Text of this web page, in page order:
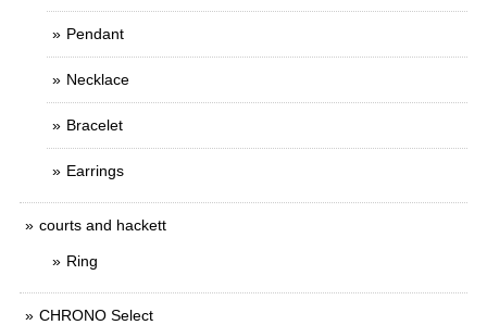
Pendant
Necklace
Bracelet
Earrings
courts and hackett
Ring
CHRONO Select